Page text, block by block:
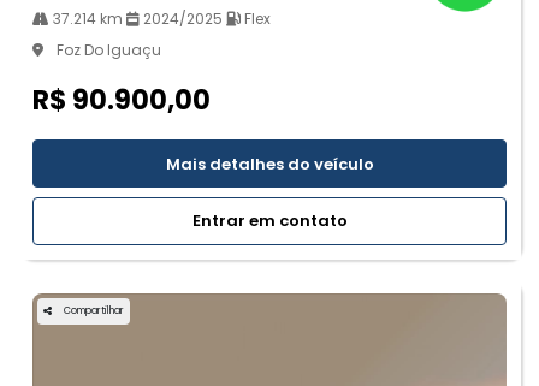
37.214 km 2024/2025
Flex
Foz Do Iguaçu
R$ 90.900,00
Mais detalhes do veículo
Entrar em contato
Compartilhar